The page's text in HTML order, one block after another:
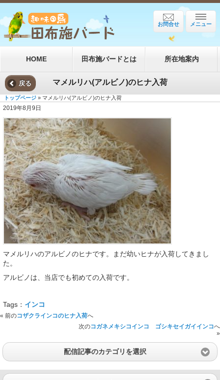
メニュー
お問合せ
HOME 田布施バードとは 所在地案内
戻る マメルリハ(アルビノ)のヒナ入荷
トップページ » マメルリハ(アルビノ)のヒナ入荷
2019年8月9日
マメルリハのアルビノのヒナです。まだ幼いヒナが入荷してきまし
た。
アルビノは、当店でも初めての入荷です。
Tags： インコ
« 前のコザクラインコのヒナ入荷へ
次のコガネメキシコインコ ゴシキセイガイインコへ
»
配信記事のカテゴリを選択